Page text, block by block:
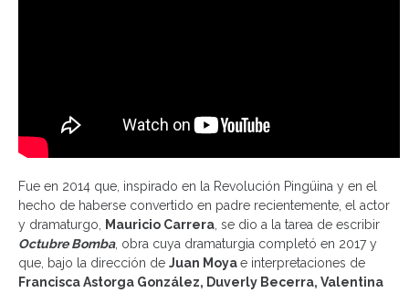
Fue en 2014 que, inspirado en la Revolución Pingüina y en el
hecho de haberse convertido en padre recientemente, el actor
y dramaturgo,
Mauricio Carrera , se dio a la tarea de escribir
Octubre Bomba, obra cuya dramaturgia completó en 2017 y
que, bajo la dirección de Juan Moyae interpretaciones de
Francisca Astorga González, Duverly Becerra, Valentina